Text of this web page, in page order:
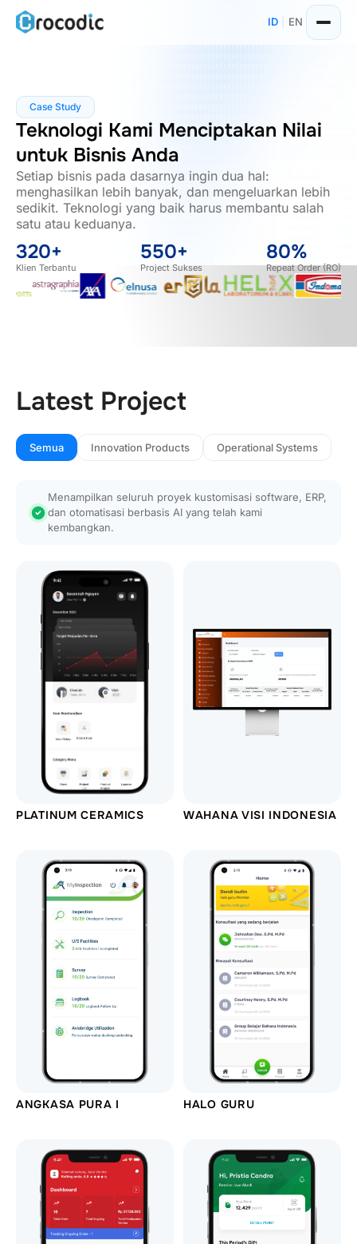
Skip
ID EN
Case Study
Teknologi Kami Menciptakan Nilai
untuk Bisnis Anda
Setiap bisnis pada dasarnya ingin dua hal:
menghasilkan lebih banyak, dan mengeluarkan lebih
sedikit. Teknologi yang baik harus membantu salah
satu atau keduanya.
320+
Klien Terbantu
550+
Project Sukses
80%
Repeat Order (RO)
Latest Project
Semua Innovation Products Operational Systems
Menampilkan seluruh proyek kustomisasi software, ERP,
dan otomatisasi berbasis AI yang telah kami
kembangkan.
PLATINUM CERAMICS WAHANA VISI INDONESIA
ANGKASA PURA I HALO GURU